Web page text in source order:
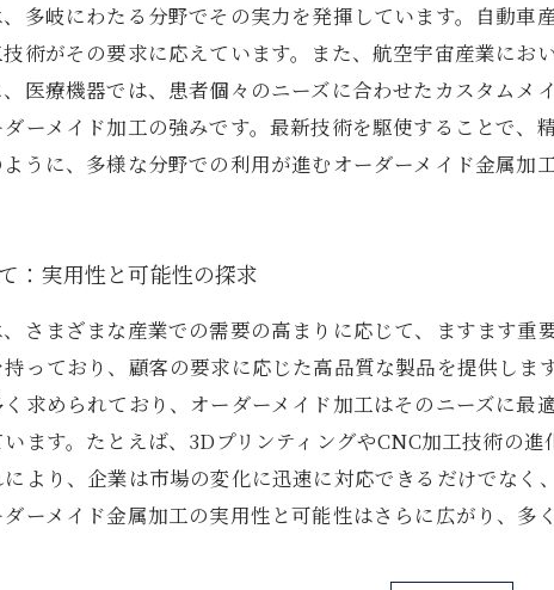
多岐にわたる分野でその実力を発揮しています。自動
術がその要求に応えています。また、航空宇宙産業に
医療機器では、患者個々のニーズに合わせたカスタム
ーメイド加工の強みです。最新技術を駆使することで
うに、多様な分野での利用が進むオーダーメイド金属加
：実用性と可能性の探求
さまざまな産業での需要の高まりに応じて、ますます
っており、顧客の要求に応じた高品質な製品を提供し
求められており、オーダーメイド加工はそのニーズに
ます。たとえば、3DプリンティングやCNC加工技術の
より、企業は市場の変化に迅速に対応できるだけでな
ーメイド金属加工の実用性と可能性はさらに広がり、多